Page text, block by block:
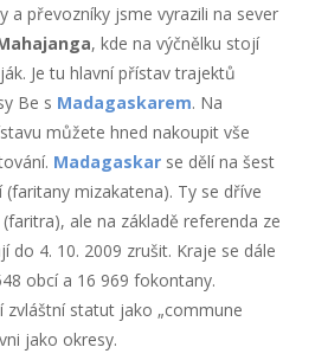
a převozníky jsme vyrazili na sever
, kde na výčnělku stojí
Je tu hlavní přístav trajektů
Be s Madagaskarem. Na
můžete hned nakoupit vše
Madagaskar se dělí na šest
mizakatena). Ty se dříve
ale na základě referenda ze
do 4. 10. 2009 zrušit. Kraje se dále
obcí a 16 969 fokontany.
zvláštní statut jako „commune
jako okresy.